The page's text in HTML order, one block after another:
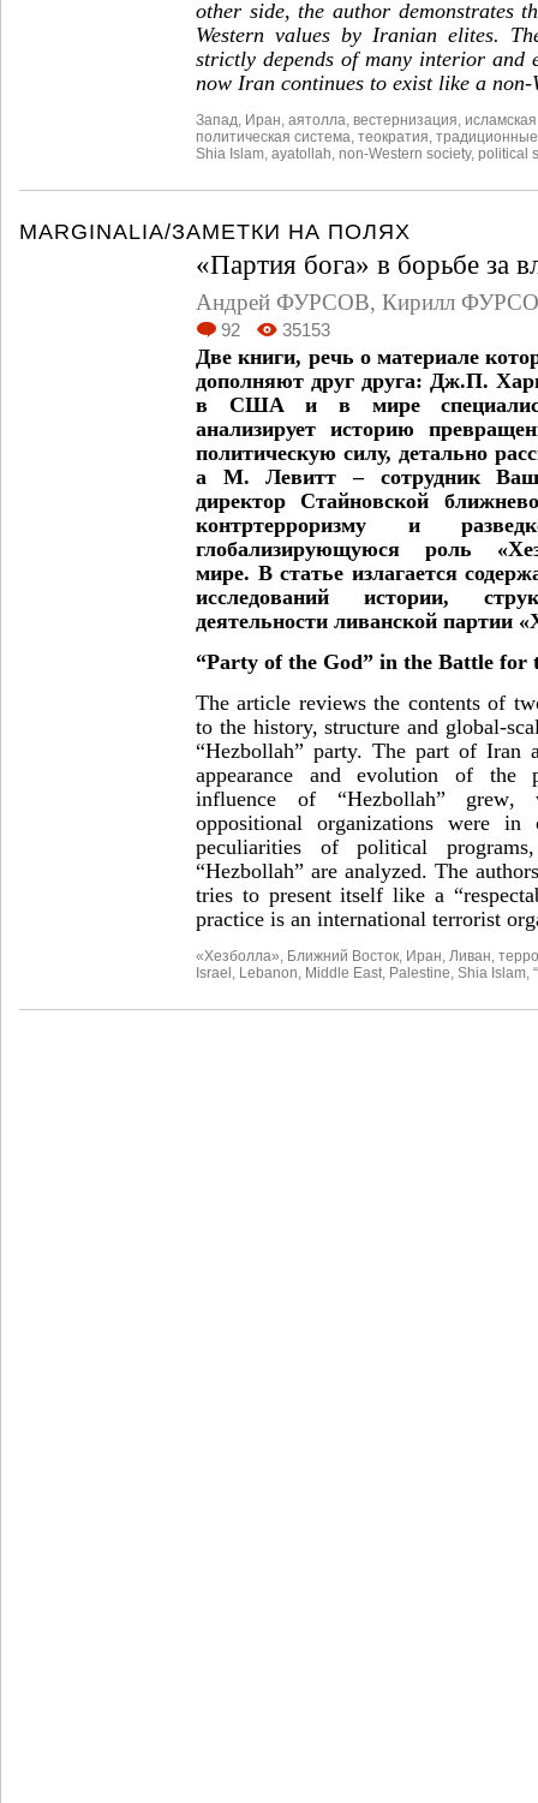
other side, the author demonstrates
Western values by Iranian elites.
strictly depends of many interior and
now Iran continues to exist like a non-
Запад Иран аятолла вестернизация
политическая система теократия
Shia Islam ayatollah non-Western society, political
MARGINALIA/ЗАМЕТКИ НА ПОЛЯХ
«Партия бога» в борьбе за
Андрей ФУРСОВ, Кирилл
92 35153
Две книги, речь о материале
дополняют друг друга: Дж.П.
в США и в мире
анализирует историю
политическую силу, детально
а М. Левитт – сотрудник
директор Стайновской
контртерроризму и
глобализирующуюся роль
мире. В статье излагается
исследований истории,
деятельности ливанской партии
“Party of the God” in the Battle for
The article reviews the contents of
to the history, structure and global-
“Hezbollah” party. The part of Iran
appearance and evolution of the
influence of “Hezbollah” grew,
oppositional organizations were
peculiarities of political
“Hezbollah” are analyzed. The
tries to present itself like a
practice is an international terrorist
«Хезболла» Ближний Восток Иран Ливан
Israel Lebanon Middle East Palestine Shia Islam